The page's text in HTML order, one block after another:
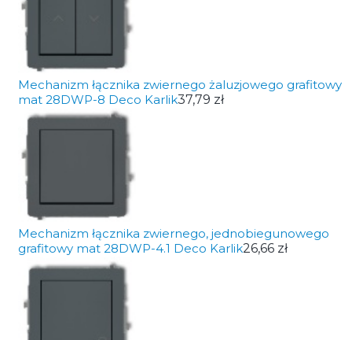
Mechanizm łącznika zwiernego żaluzjowego grafitowy
mat 28DWP-8 Deco Karlik37,79 zł
Mechanizm łącznika zwiernego, jednobiegunowego
grafitowy mat 28DWP-4.1 Deco Karlik26,66 zł